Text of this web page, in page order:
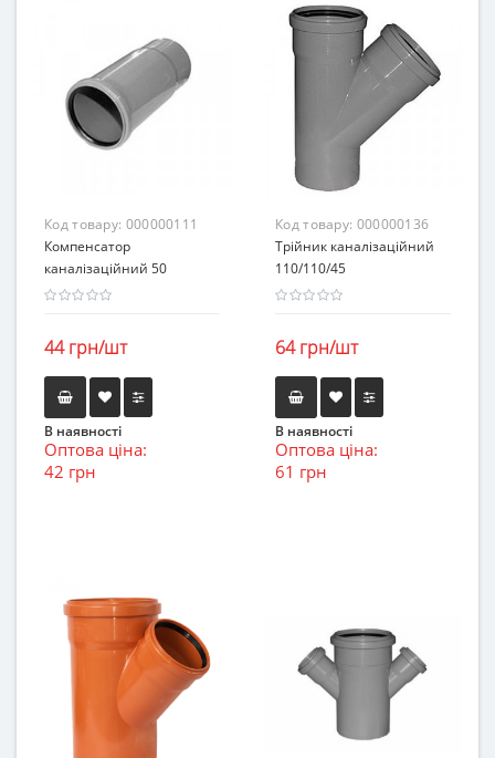
Код товару: 000000111
Компенсатор
каналізаційний 50
44 грн/шт
В наявності
Оптова ціна:
42 грн
Код товару: 000000136
Трійник каналізаційний
110/110/45
64 грн/шт
В наявності
Оптова ціна:
61 грн